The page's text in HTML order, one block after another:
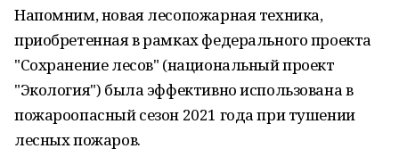
Напомним, новая лесопожарная техника,
приобретенная в рамках федерального проекта
"Сохранение лесов" (национальный проект
"Экология") была эффективно использована в
пожароопасный сезон 2021 года при тушении
лесных пожаров.